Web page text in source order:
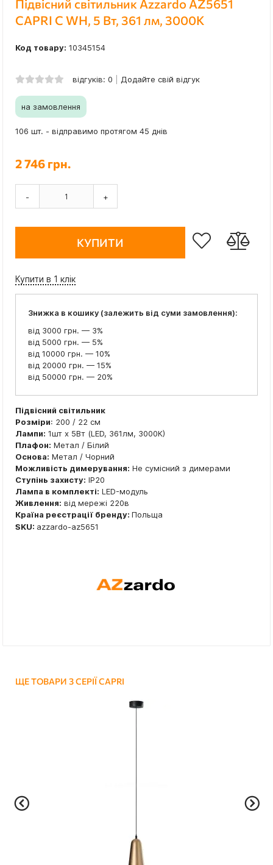
Підвісний світильник Azzardo AZ5651
CAPRI C WH, 5 Вт, 361 лм, 3000К
Код товару: 10345154
відгуків: 0 Додайте свій відгук
на замовлення
106 шт. - відправимо протягом 45 днів
2 746 грн.
- +
КУПИТИ
Купити в 1 клік
Знижка в кошику (залежить від суми замовлення):
від 3000 грн. — 3%
від 5000 грн. — 5%
від 10000 грн. — 10%
від 20000 грн. — 15%
від 50000 грн. — 20%
Підвісний світильник
Розміри: 200 / 22 см
Лампи: 1шт x 5Вт (LED, 361лм, 3000К)
Плафон: Метал / Білий
Основа: Метал / Чорний
Можливість димерування: Не сумісний з димерами
Ступінь захисту: IP20
Лампа в комплекті: LED-модуль
Живлення: від мережі 220в
Країна реєстрації бренду: Польща
SKU: azzardo-az5651
ЩЕ ТОВАРИ З СЕРІЇ CAPRI